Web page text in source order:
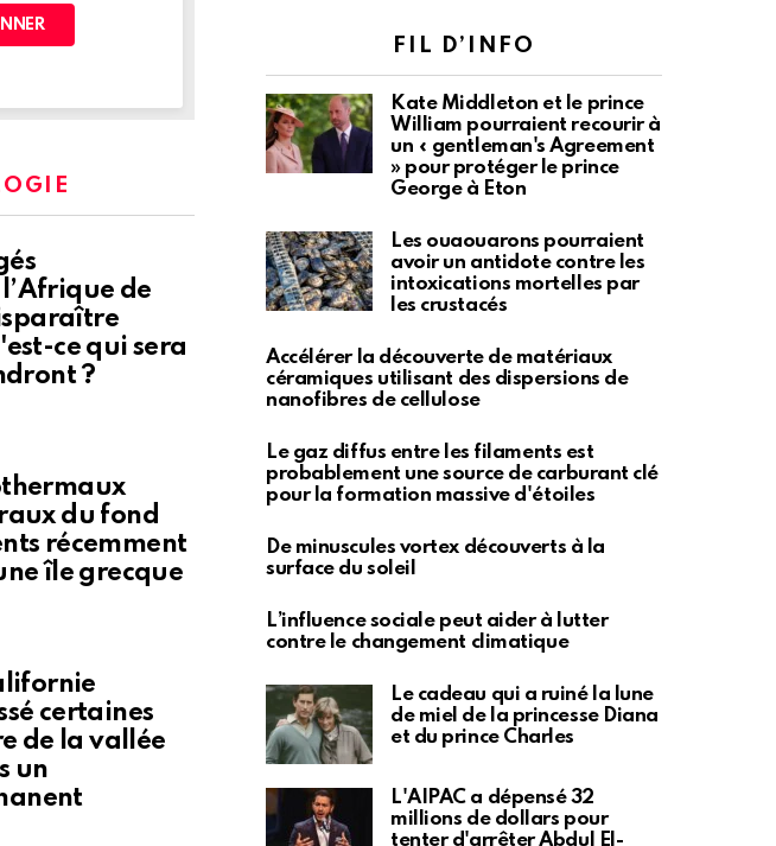
de
ce qui sera
?
du fond
récemment
île grecque
certaines
de la vallée
un
FIL D’INFO
Kate Middleton et le prince
William pourraient recourir à
un « gentleman's Agreement
» pour protéger le prince
George à Eton
Les ouaouarons pourraient
avoir un antidote contre les
intoxications mortelles par
les crustacés
Accélérer la découverte de matériaux
céramiques utilisant des dispersions de
nanofibres de cellulose
Le gaz diffus entre les filaments est
probablement une source de carburant clé
pour la formation massive d'étoiles
De minuscules vortex découverts à la
surface du soleil
L’influence sociale peut aider à lutter
contre le changement climatique
Le cadeau qui a ruiné la lune
de miel de la princesse Diana
et du prince Charles
L'AIPAC a dépensé 32
millions de dollars pour
tenter d'arrêter Abdul El-